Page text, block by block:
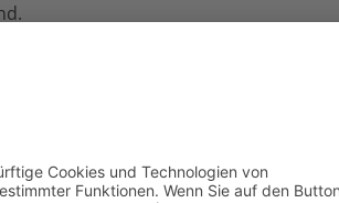
eine noch komfortablere und
Natur und
uns für die Wintersaison